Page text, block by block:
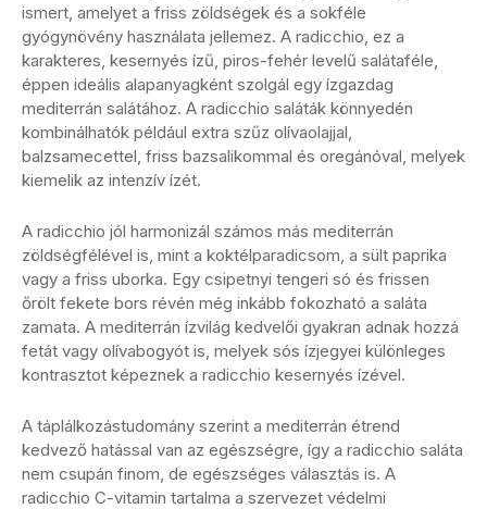
ismert, amelyet a friss zöldségek és a sokféle
gyógynövény használata jellemez. A radicchio, ez a
karakteres, kesernyés ízű, piros-fehér levelű salátaféle,
éppen ideális alapanyagként szolgál egy ízgazdag
mediterrán salátához. A radicchio saláták könnyedén
kombinálhatók például extra szűz olívaolajjal,
balzsamecettel, friss bazsalikommal és oregánóval, melyek
kiemelik az intenzív ízét.
A radicchio jól harmonizál számos más mediterrán
zöldségfélével is, mint a koktélparadicsom, a sült paprika
vagy a friss uborka. Egy csipetnyi tengeri só és frissen
őrölt fekete bors révén még inkább fokozható a saláta
zamata. A mediterrán ízvilág kedvelői gyakran adnak hozzá
fetát vagy olívabogyót is, melyek sós ízjegyei különleges
kontrasztot képeznek a radicchio kesernyés ízével.
A táplálkozástudomány szerint a mediterrán étrend
kedvező hatással van az egészségre, így a radicchio saláta
nem csupán finom, de egészséges választás is. A
radicchio C-vitamin tartalma a szervezet védelmi